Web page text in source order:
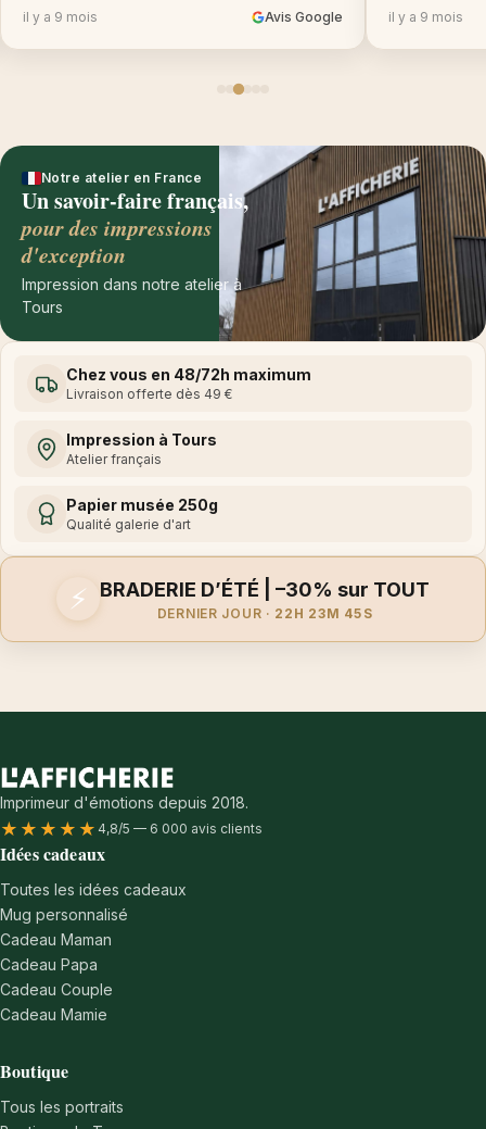
il y a 9 mois Avis Google il y a 9 mois
Notre atelier en France
Un savoir-faire français,
pour des impressions
d'exception
Impression dans notre atelier à
Tours
Chez vous en 48/72h maximum
Livraison offerte dès 49 €
Impression à Tours
Atelier français
Papier musée 250g
Qualité galerie d'art
⚡ BRADERIE D’ÉTÉ | –30% sur TOUT
DERNIER JOUR · 22H 23M 45S
Imprimeur d'émotions depuis 2018.
★★★★★ 4,8/5 — 6 000 avis clients
Idées cadeaux
Toutes les idées cadeaux
Mug personnalisé
Cadeau Maman
Cadeau Papa
Cadeau Couple
Cadeau Mamie
Boutique
Tous les portraits